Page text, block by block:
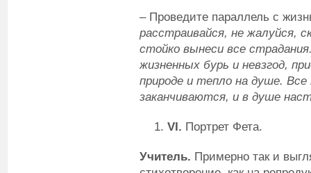
– Проведите параллель с
расстраивайся, не жалуйся,
стойко вынеси все
жизненных бурь и невзгод,
природе и тепло на душе. Все
заканчиваются, и в душе
VI. Портрет Фета.
Учитель. Примерно так и